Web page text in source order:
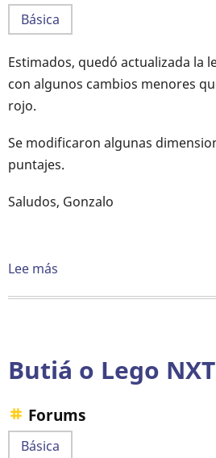
Básica
Estimados, quedó actualizada la
con algunos cambios menores
rojo.
Se modificaron algunas
puntajes.
Saludos, Gonzalo
Lee más
Butiá o Lego NXT
Forums
Básica